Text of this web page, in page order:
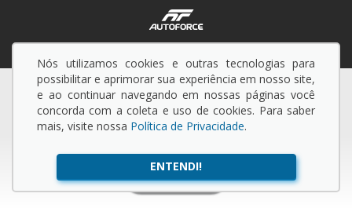
BUSCAR
Nós utilizamos cookies e outras tecnologias para
possibilitar e aprimorar sua experiência em nosso site,
e ao continuar navegando em nossas páginas você
concorda com a coleta e uso de cookies. Para saber
mais, visite nossa Política de Privacidade.
ENTENDI!